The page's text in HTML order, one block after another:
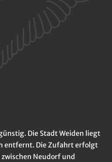
Die Stadt Weiden liegt
entfernt. Die Zufahrt erfolgt
Neudorf und